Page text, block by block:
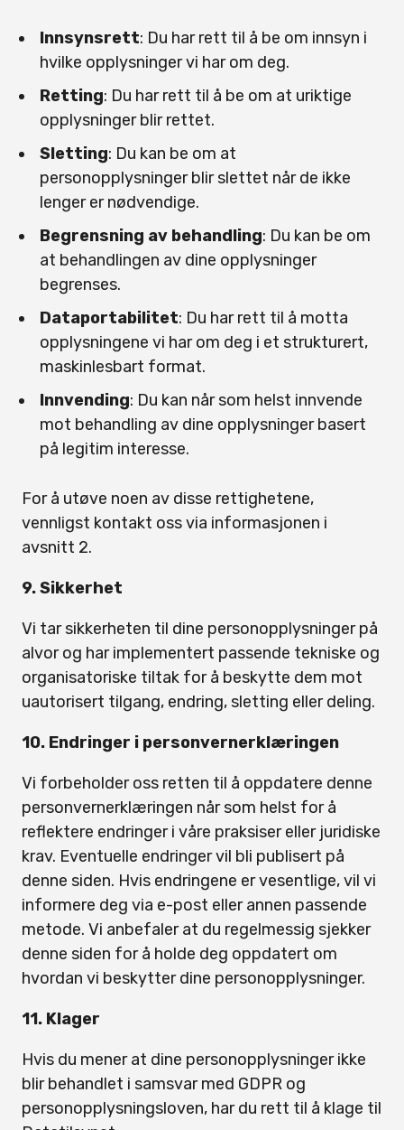
Innsynsrett: Du har rett til å be om innsyn i
hvilke opplysninger vi har om deg.
Retting: Du har rett til å be om at uriktige
opplysninger blir rettet.
Sletting: Du kan be om at
personopplysninger blir slettet når de ikke
lenger er nødvendige.
Begrensning av behandling: Du kan be om
at behandlingen av dine opplysninger
begrenses.
Dataportabilitet: Du har rett til å motta
opplysningene vi har om deg i et strukturert,
maskinlesbart format.
Innvending: Du kan når som helst innvende
mot behandling av dine opplysninger basert
på legitim interesse.
For å utøve noen av disse rettighetene,
vennligst kontakt oss via informasjonen i
avsnitt 2.
9. Sikkerhet
Vi tar sikkerheten til dine personopplysninger på
alvor og har implementert passende tekniske og
organisatoriske tiltak for å beskytte dem mot
uautorisert tilgang, endring, sletting eller deling.
10. Endringer i personvernerklæringen
Vi forbeholder oss retten til å oppdatere denne
personvernerklæringen når som helst for å
reflektere endringer i våre praksiser eller juridiske
krav. Eventuelle endringer vil bli publisert på
denne siden. Hvis endringene er vesentlige, vil vi
informere deg via e-post eller annen passende
metode. Vi anbefaler at du regelmessig sjekker
denne siden for å holde deg oppdatert om
hvordan vi beskytter dine personopplysninger.
11. Klager
Hvis du mener at dine personopplysninger ikke
blir behandlet i samsvar med GDPR og
personopplysningsloven, har du rett til å klage til